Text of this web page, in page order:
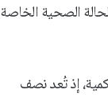
الصحية الخاصة
إذ تُعد نصف